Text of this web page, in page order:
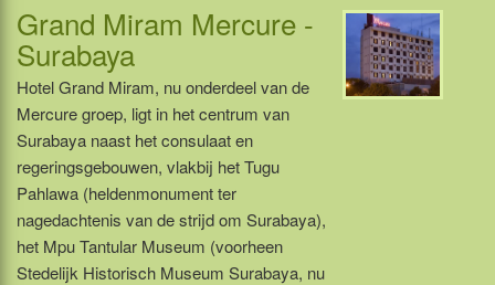
Grand Miram Mercure -
Surabaya
Hotel Grand Miram, nu onderdeel van de
Mercure groep, ligt in het centrum van
Surabaya naast het consulaat en
regeringsgebouwen, vlakbij het Tugu
Pahlawa (heldenmonument ter
nagedachtenis van de strijd om Surabaya),
het Mpu Tantular Museum (voorheen
Stedelijk Historisch Museum Surabaya, nu